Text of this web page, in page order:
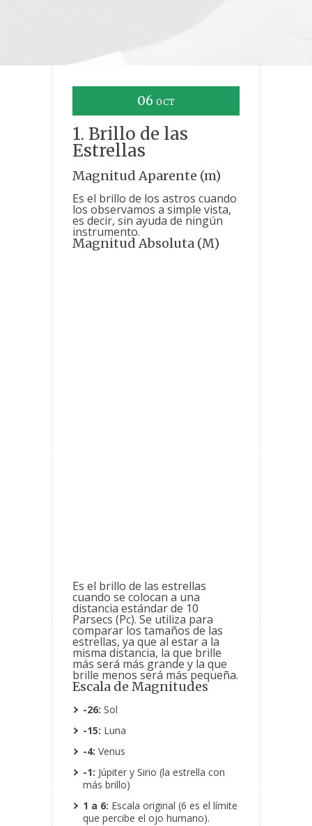
06 OCT
1. Brillo de las
Estrellas
Magnitud Aparente (m)
Es el brillo de los astros cuando
los observamos a simple vista,
es decir, sin ayuda de ningún
instrumento.
Magnitud Absoluta (M)
Es el brillo de las estrellas
cuando se colocan a una
distancia estándar de 10
Parsecs (Pc). Se utiliza para
comparar los tamaños de las
estrellas, ya que al estar a la
misma distancia, la que brille
más será más grande y la que
brille menos será más pequeña.
Escala de Magnitudes
-26: Sol
-15: Luna
-4: Venus
-1: Júpiter y Sirio (la estrella con
más brillo)
1 a 6: Escala original (6 es el límite
que percibe el ojo humano).